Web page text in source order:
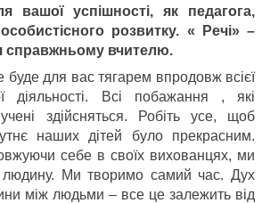
вашої успішності, як педагога,
розвитку. « Речі» –
справжньому вчителю.
для вас тягарем впродовж всієї
діяльності. Всі побажання , які
здійсняться. Робіть усе, щоб
наших дітей було прекрасним.
себе в своїх вихованцях, ми
людину. Ми творимо самий час. Дух
між людьми – все це залежить від